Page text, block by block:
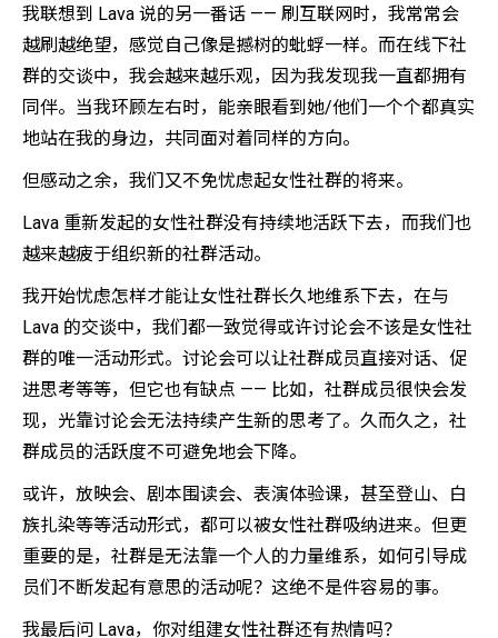
我联想到 Lava 说的另一番话 —— 刷互联网时，我常常会
越刷越绝望，感觉自己像是撼树的蚍蜉一样。而在线下社
群的交谈中，我会越来越乐观，因为我发现我一直都拥有
同伴。当我环顾左右时，能亲眼看到她/他们一个个都真实
地站在我的身边，共同面对着同样的方向。
但感动之余，我们又不免忧虑起女性社群的将来。
Lava 重新发起的女性社群没有持续地活跃下去，而我们也
越来越疲于组织新的社群活动。
我开始忧虑怎样才能让女性社群长久地维系下去，在与
Lava 的交谈中，我们都一致觉得或许讨论会不该是女性社
群的唯一活动形式。讨论会可以让社群成员直接对话、促
进思考等等，但它也有缺点 —— 比如，社群成员很快会发
现，光靠讨论会无法持续产生新的思考了。久而久之，社
群成员的活跃度不可避免地会下降。
或许，放映会、剧本围读会、表演体验课，甚至登山、白
族扎染等等活动形式，都可以被女性社群吸纳进来。但更
重要的是，社群是无法靠一个人的力量维系，如何引导成
员们不断发起有意思的活动呢？这绝不是件容易的事。
我最后问 Lava，你对组建女性社群还有热情吗？